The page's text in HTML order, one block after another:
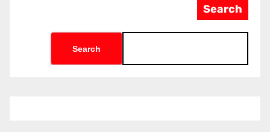
Search
Search